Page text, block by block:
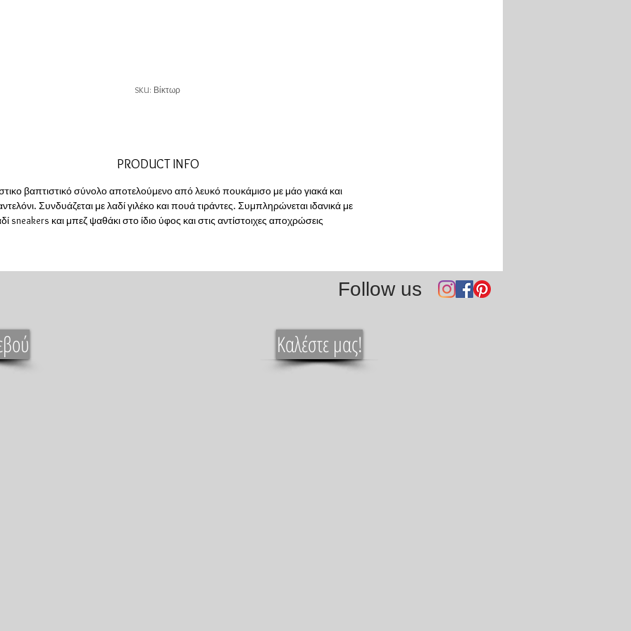
SKU: Βίκτωρ
PRODUCT INFO
βαπτιστικό σύνολο αποτελούμενο από λευκό πουκάμισο με μάο γιακά και
Συνδυάζεται με λαδί γιλέκο και πουά τιράντες. Συμπληρώνεται ιδανικά με
sneakers και μπεζ ψαθάκι στο ίδιο ύφος και στις αντίστοιχες αποχρώσεις
Follow us
Καλέστε μας!